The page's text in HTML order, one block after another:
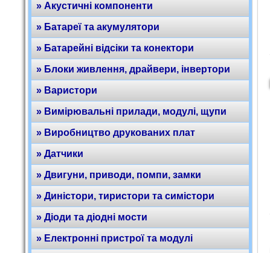
» Акустичні компоненти
» Батареї та акумулятори
» Батарейні відсіки та конектори
» Блоки живлення, драйвери, інвертори
» Варистори
» Вимірювальні прилади, модулі, щупи
» Виробництво друкованих плат
» Датчики
» Двигуни, приводи, помпи, замки
» Диністори, тиристори та симістори
» Діоди та діодні мости
» Електронні пристрої та модулі